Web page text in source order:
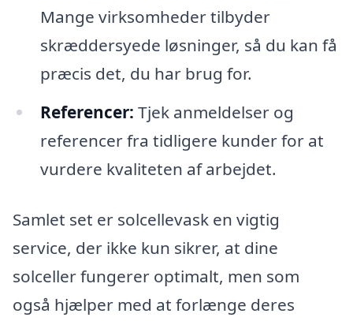
Mange virksomheder tilbyder
skræddersyede løsninger, så du kan få
præcis det, du har brug for.
Referencer: Tjek anmeldelser og
referencer fra tidligere kunder for at
vurdere kvaliteten af arbejdet.
Samlet set er solcellevask en vigtig
service, der ikke kun sikrer, at dine
solceller fungerer optimalt, men som
også hjælper med at forlænge deres